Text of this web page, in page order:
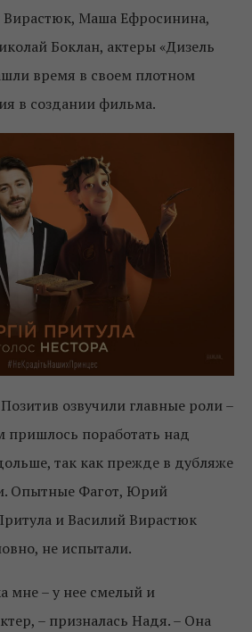
Вирастюк, Маша Ефросинина,
Боклан, актеры «Дизель
время в своем плотном
в создании фильма.
озвучили главные роли –
пришлось поработать над
так как прежде в дубляже
Опытные Фагот, Юрий
и Василий Вирастюк
не испытали.
мне – у нее смелый и
– призналась Надя. – Она